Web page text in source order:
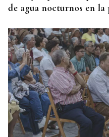
de agua nocturnos en